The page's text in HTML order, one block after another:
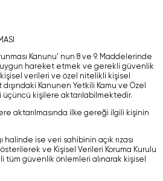
Kanunu’ nun 8 ve 9. Maddelerinde
hareket etmek ve gerekli güvenlik
verileri ve özel nitelikli kişisel
Kanunen Yetkili Kamu ve Özel
üçüncü kişilere aktarılabilmektedir.
aktarılmasında ilke gereği ilgili kişinin
halinde ise veri sahibinin açık rızası
ve Kişisel Verileri Koruma Kurulu
tüm güvenlik önlemleri alınarak kişisel